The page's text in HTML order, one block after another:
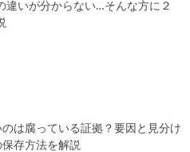
違いが分からない…そんな方に２
は腐っている証拠？要因と見分け
存方法を解説